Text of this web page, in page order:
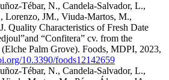
Tébar, N., Candela-Salvador, L.,
Lorenzo, JM., Viuda-Martos, M.,
Quality Characteristics of Fresh Date
“Confitera” cv. from the
(Elche Palm Grove). Foods, MDPI, 2023,
10.3390/foods12142659
Tébar, N., Candela-Salvador, L.,